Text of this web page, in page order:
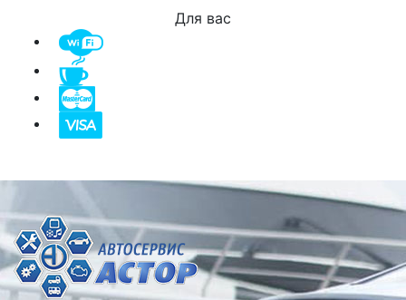
Для вас